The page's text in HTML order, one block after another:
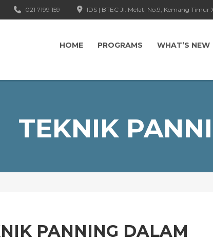
IDS | BTEC Jl. Melati No.9, Kemang
021 7199 159
HOME PROGRAMS WHAT’S NEW
TEKNIK
PANNING DALAM